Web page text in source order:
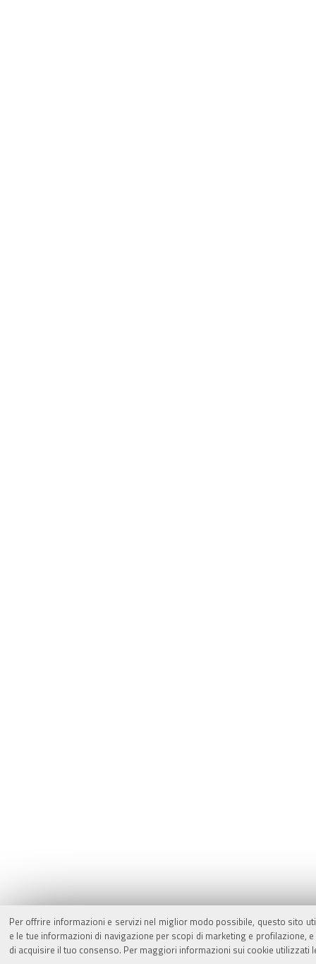
Per offrire informazioni e servizi nel miglior modo possibile, questo sito
e le tue informazioni di navigazione per scopi di marketing e
di acquisire il tuo consenso. Per maggiori informazioni sui cookie utilizzati